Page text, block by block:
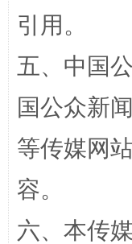
扯下公款
引用。
五、中国
国公众新
等传媒网
容。
六、本传